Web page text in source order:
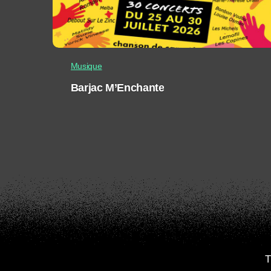
Musique
Barjac M’Enchante